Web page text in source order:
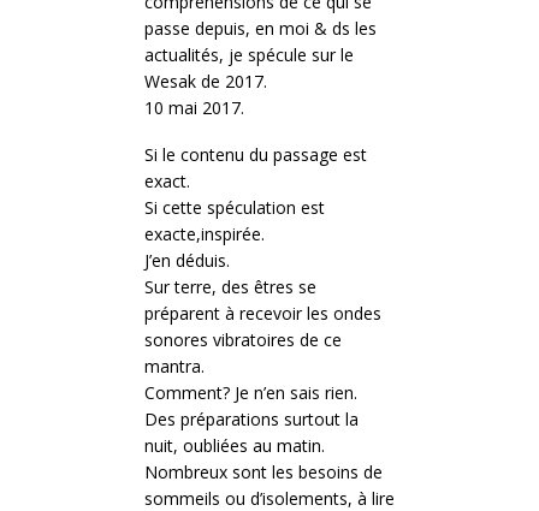
passe depuis, en moi & ds les
actualités, je spécule sur le
Wesak de 2017.
10 mai 2017.
Si le contenu du passage est
exact.
Si cette spéculation est
exacte,inspirée.
J’en déduis.
Sur terre, des êtres se
préparent à recevoir les ondes
sonores vibratoires de ce
mantra.
Comment? Je n’en sais rien.
Des préparations surtout la
nuit, oubliées au matin.
Nombreux sont les besoins de
sommeils ou d’isolements, à lire